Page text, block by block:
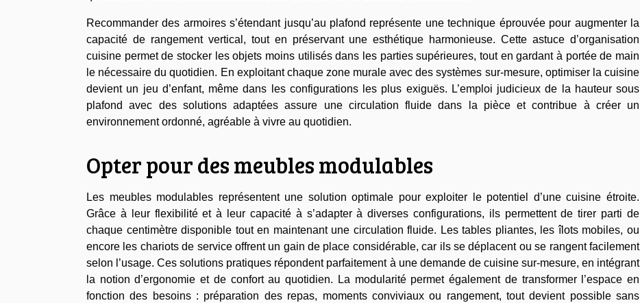
Recommander des armoires s’étendant jusqu’au plafond représente une technique éprouvée pour augmenter la
capacité de rangement vertical, tout en préservant une esthétique harmonieuse. Cette astuce d’organisation
cuisine permet de stocker les objets moins utilisés dans les parties supérieures, tout en gardant à portée de main
le nécessaire du quotidien. En exploitant chaque zone murale avec des systèmes sur-mesure, optimiser la cuisine
devient un jeu d’enfant, même dans les configurations les plus exiguës. L’emploi judicieux de la hauteur sous
plafond avec des solutions adaptées assure une circulation fluide dans la pièce et contribue à créer un
environnement ordonné, agréable à vivre au quotidien.
Opter pour des meubles modulables
Les meubles modulables représentent une solution optimale pour exploiter le potentiel d’une cuisine étroite.
Grâce à leur flexibilité et à leur capacité à s’adapter à diverses configurations, ils permettent de tirer parti de
chaque centimètre disponible tout en maintenant une circulation fluide. Les tables pliantes, les îlots mobiles, ou
encore les chariots de service offrent un gain de place considérable, car ils se déplacent ou se rangent facilement
selon l’usage. Ces solutions pratiques répondent parfaitement à une demande de cuisine sur-mesure, en intégrant
la notion d’ergonomie et de confort au quotidien. La modularité permet également de transformer l’espace en
fonction des besoins : préparation des repas, moments conviviaux ou rangement, tout devient possible sans